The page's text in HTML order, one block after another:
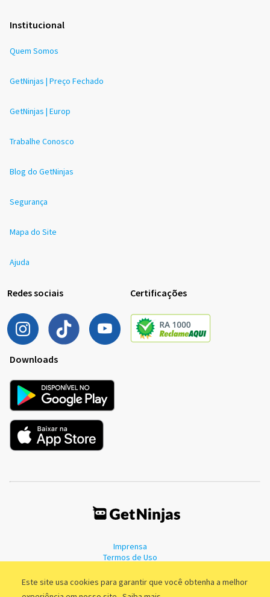
Este site usa cookies para garantir que você obtenha a melhor
Institucional
Quem Somos
GetNinjas | Preço Fechado
GetNinjas | Europ
Trabalhe Conosco
Blog do GetNinjas
Segurança
Mapa do Site
Ajuda
Redes sociais Certificações
Downloads
Imprensa
Termos de Uso